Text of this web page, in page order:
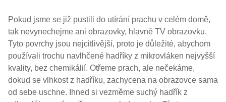
Pokud jsme se již pustili do utírání prachu v celém domě,
tak nevynechejme ani obrazovky, hlavně TV obrazovku.
Tyto povrchy jsou nejcitlivější, proto je důležité, abychom
používali trochu navlhčené hadříky z mikrovláken nejvyšší
kvality, bez chemikálií. Otřeme prach, ale nečekáme,
dokud se vlhkost z hadříku, zachycena na obrazovce sama
od sebe uschne. Ihned si vezměme suchý hadřík z